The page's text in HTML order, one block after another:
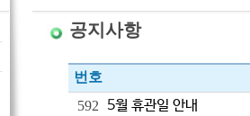
공지사항
번호
592
5월 휴관일 안내